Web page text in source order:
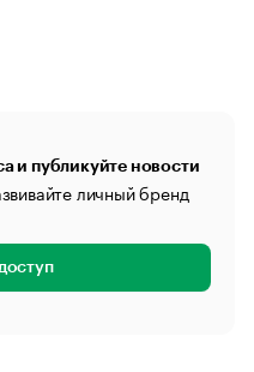
и публикуйте новости
личный бренд